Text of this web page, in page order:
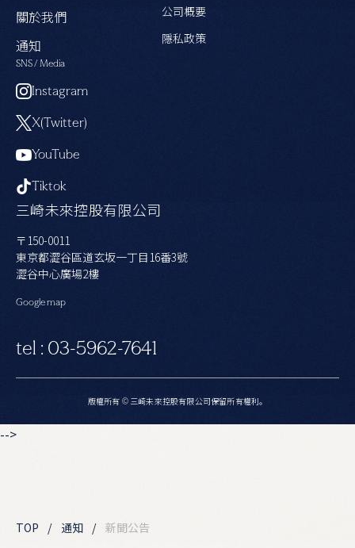
三崎未來控股有限公司
〒150-0011
東京都澀谷區道玄坂一丁目16番3號
澀谷中心廣場2樓
Google map
tel : 03-5962-7641
SNS / Media
Instagram
X(Twitter)
YouTube
Tiktok
關於我們
通知
公司概要
隱私政策
版權所有 © 三崎未來控股有限公司保留所有權利。
-->
TOP 通知 新聞公告